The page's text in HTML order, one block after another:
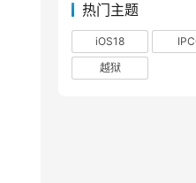
热门主题
iOS18
越狱